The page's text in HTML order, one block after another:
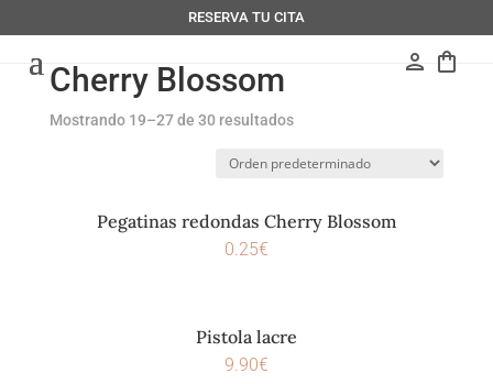
RESERVA TU CITA
person shopping_bag
Cherry Blossom
Mostrando 19–27 de 30 resultados
Pegatinas redondas Cherry Blossom
0.25€
Pistola lacre
9.90€